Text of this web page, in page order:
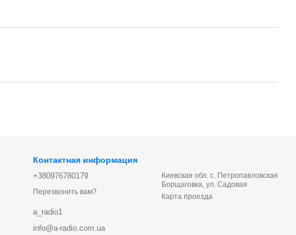
Контактная информация
+380976780179
Перезвонить вам?
a_radio1
info@a-radio.com.ua
Киевская обл. с. Петропавловская
Борщаговка, ул. Садовая
Карта проезда